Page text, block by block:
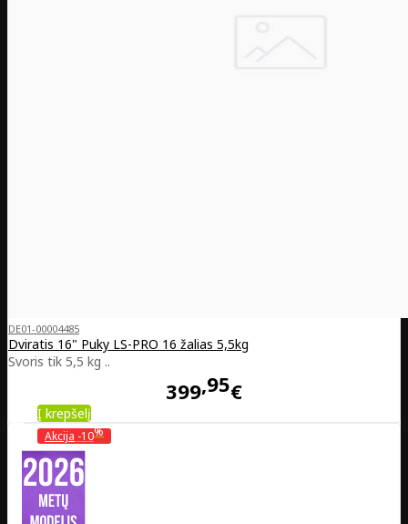
DE01-00004485
Dviratis 16" Puky LS-PRO 16 žalias 5,5kg
Svoris tik 5,5 kg ..
399 95€
Į krepšelį
Akcija -10%